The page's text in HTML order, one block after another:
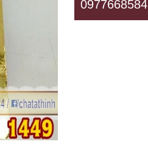
0977668584